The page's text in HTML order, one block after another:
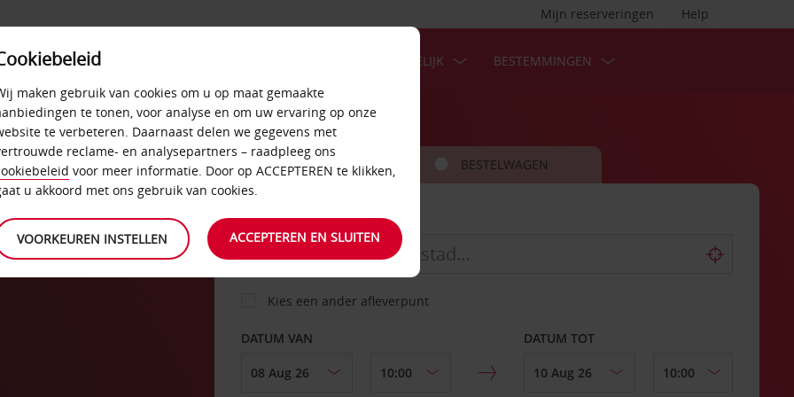
Help
Mijn reserveringen
ZAKELIJK BESTEMMINGEN
AUTO BESTELWAGEN
OPHALEN OP
Kies een ander afleverpunt
DATUM VAN DATUM TOT
maken gebruik van cookies om u op maat gemaakte
te tonen, voor analyse en om uw ervaring op onze
te verbeteren. Daarnaast delen we gegevens met
reclame- en analysepartners – raadpleeg ons
voor meer informatie. Door op ACCEPTEREN te klikken,
u akkoord met ons gebruik van cookies.
VOORKEUREN INSTELLEN ACCEPTEREN EN SLUITEN